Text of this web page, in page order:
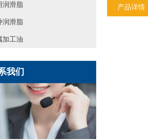
我们
润滑脂
润滑脂
加工油
产品详情